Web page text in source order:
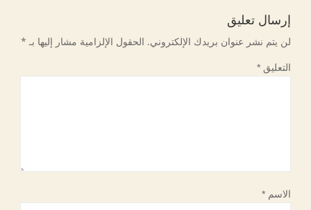
إرسال تعليق
لن يتم نشر عنوان بريدك الإلكتروني. الحقول الإلزامية مشار إليها بـ *
التعليق*
الاسم*